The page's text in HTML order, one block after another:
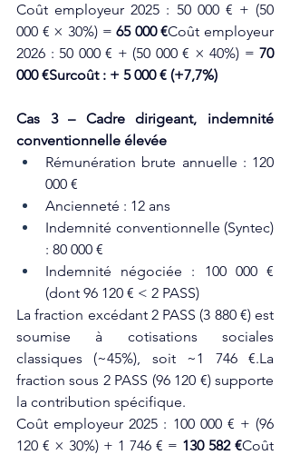
Coût employeur 2025 : 50 000 € + (50
000 € × 30%) = 65 000 €Coût employeur
2026 : 50 000 € + (50 000 € × 40%) = 70
000 €Surcoût : + 5 000 € (+7,7%)
Cas 3 – Cadre dirigeant, indemnité
conventionnelle élevée
Rémunération brute annuelle : 120
000 €
Ancienneté : 12 ans
Indemnité conventionnelle (Syntec)
: 80 000 €
Indemnité négociée : 100 000 €
(dont 96 120 € < 2 PASS)
La fraction excédant 2 PASS (3 880 €) est
soumise à cotisations sociales
classiques (~45%), soit ~1 746 €.La
fraction sous 2 PASS (96 120 €) supporte
la contribution spécifique.
Coût employeur 2025 : 100 000 € + (96
120 € × 30%) + 1 746 € = 130 582 €Coût